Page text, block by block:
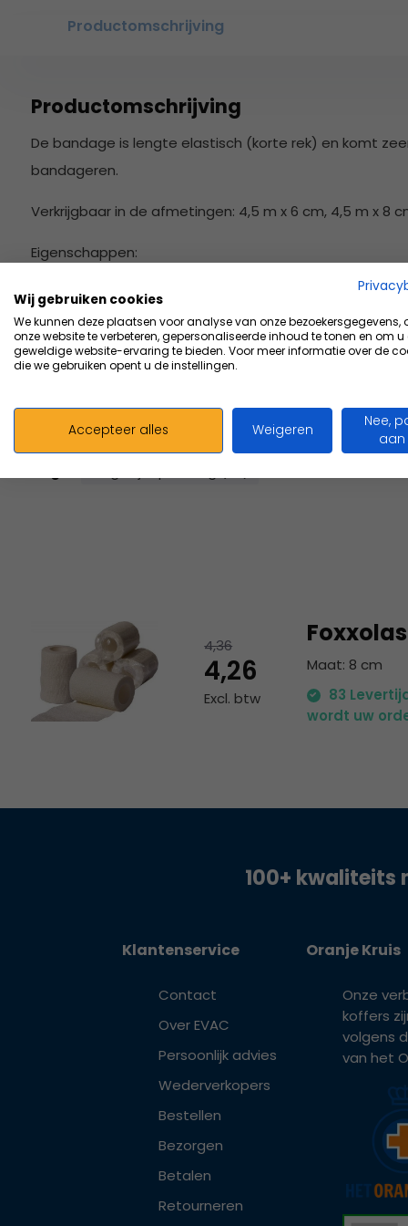
Productomschrijving
Productomschrijving
De bandage is lengte elastisch (korte rek) en komt
bandageren.
Verkrijgbaar in de afmetingen: 4,5 m x 6 cm, 4,5 m x 8
Eigenschappen:
huidvriendelijk en uitermate goed
goed lucht- en waterdampdoorlaatbaar
steun- en ontlastingsbandage na b.v.
huidvriendelijke zinkoxide kleeflaag op 100%
4,36
4,26
Excl. btw
Maat: 8 cm
83
wordt uw
100+ kwaliteits
Klantenservice
Contact
Over EVAC
Persoonlijk advies
Wederverkopers
Bestellen
Bezorgen
Betalen
Retourneren
Oranje Kruis
Onze
koffers
volgens
van het
Wij gebruiken cookies
We kunnen deze plaatsen voor analyse van onze bezoekersgegevens,
onze website te verbeteren, gepersonaliseerde inhoud te tonen en om u
geweldige website-ervaring te bieden. Voor meer informatie over de
die we gebruiken opent u de instellingen.
Accepteer alles Weigeren
Nee,
aan